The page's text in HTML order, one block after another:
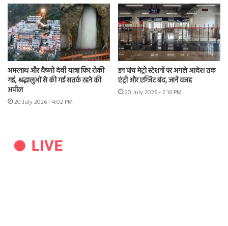
अमरनाथ और वैष्णो देवी यात्रा फिर रोकी
गई, श्रद्धालुओं से की गई सतर्क रहने की
अपील
20 July 2026 - 4:02 PM
इन पांच मेट्रो स्टेशनों पर अगले आदेश तक
एंट्री और एग्जिट बंद, जानें वजह
20 July 2026 - 2:16 PM